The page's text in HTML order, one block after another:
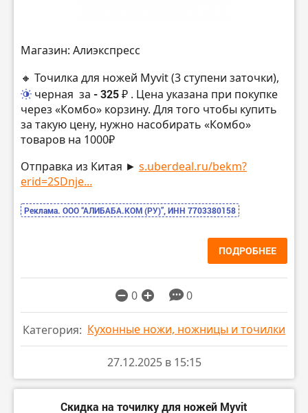
Магазин: Алиэкспресс
🔸 Точилка для ножей Myvit (3 ступени заточки),
черная за - 325 ₽ . Цена указана при покупке
через «Комбо» корзину. Для того чтобы купить
за такую цену, нужно насобирать «Комбо»
товаров на 1000₽
Отправка из Китая ► s.uberdeal.ru/bekm?
erid=2SDnje...
Реклама. ООО “АЛИБАБА.КОМ (РУ)”, ИНН 7703380158
ПОДРОБНЕЕ
0 0
Категория: Кухонные ножи, ножницы и точилки
27.12.2025 в 15:15
Скидка на точилку для ножей Myvit